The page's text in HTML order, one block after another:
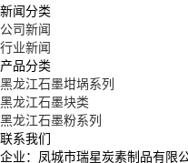
新闻分类
公司新闻
行业新闻
产品分类
黑龙江石墨坩埚系列
黑龙江石墨块类
黑龙江石墨粉系列
联系我们
企业：凤城市瑞星炭素制品有限